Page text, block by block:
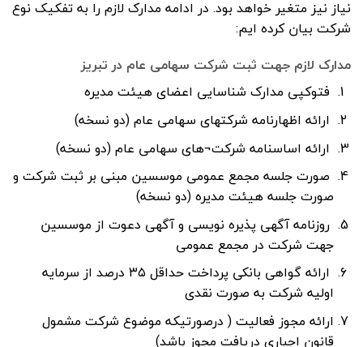
نیاز نیز متغیر خواهد بود. در ادامه مدارک لازم را به تفکیک نوع
شرکت بیان کرده ایم:
مدارک لازم جهت ثبت شرکت سهامی عام در تبریز
فتوکپی مدارک شناسایی اعضای هیئت مدیره
ارائه اظهارنامه شرکتهای سهامی عام (دو نسخه)
ارائه اساسنامه شرکت¬های سهامی عام (دو نسخه)
صورت جلسه مجمع عمومی موسسین مبنی بر ثبت شرکت و
صورت جلسه هیئت مدیره (دو نسخه)
روزنامه آگهی پذیره نویسی و آگهی دعوت از موسسین
جهت شرکت در مجمع عمومی
ارائه گواهی بانکی پرداخت حداقل ۳۵ درصد از سرمایه
اولیه شرکت به صورت نقدی
ارائه مجوز فعالیت ( درصورتیکه موضوع شرکت مشمول
قانون اجباری دریافت مجوز باشد)